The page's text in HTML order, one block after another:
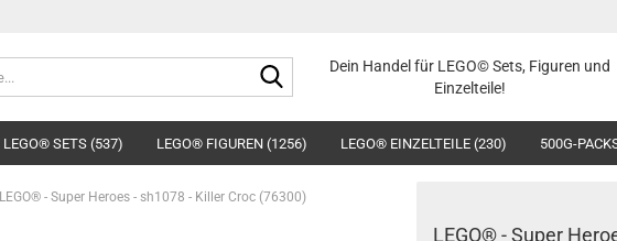
Suche...Dein Handel für LEGO© Sets, Figuren und
Einzelteile!
LEGO® SETS (537) LEGO® FIGUREN (1256) LEGO® EINZELTEILE (230) 500G-
LEGO® - Super Heroes - sh1078 - Killer Croc (76300)
LEGO® - Super